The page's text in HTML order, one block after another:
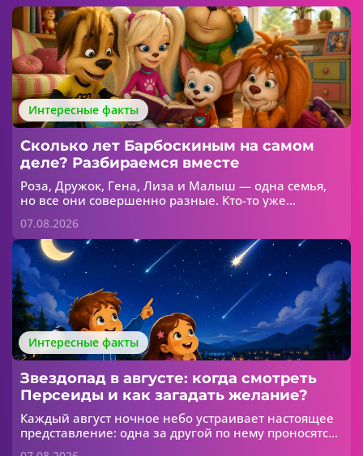
Интересные факты
Сколько лет Барбоскиным на самом
деле? Разбираемся вместе
Роза, Дружок, Гена, Лиза и Малыш — одна семья,
но все они совершенно разные. Кто-то уже
футболе, а кто-то пока больше всего любит
игрушки. Но сколько лет каждому из Барбоскиных?
07.08.2026
Интересные факты
Звездопад в августе: когда смотреть
Персеиды и как загадать желание?
Каждый август ночное небо устраивает настоящее
представление: одна за другой по нему проносятся